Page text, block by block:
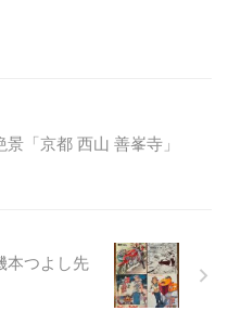
「京都 西山 善峯寺」
本つよし先